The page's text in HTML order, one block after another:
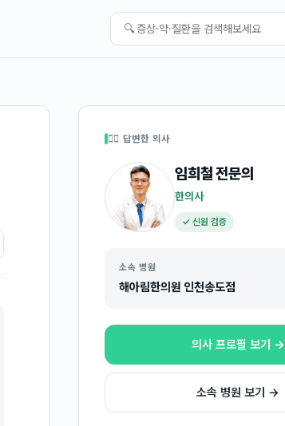
🔍
👩‍⚕️ 답변한 의사
임희철전문의
한의사
✓ 신원 검증
소속 병원
해아림한의원 인천송도점
의사 프로필 보기 →
소속 병원 보기 →